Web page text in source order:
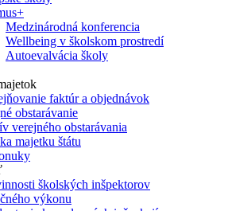
Medzinárodná konferencia
Wellbeing v školskom prostredí
Autoevalvácia školy
faktúr a objednávok
obstarávanie
verejného obstarávania
majetku štátu
školských inšpektorov
výkonu